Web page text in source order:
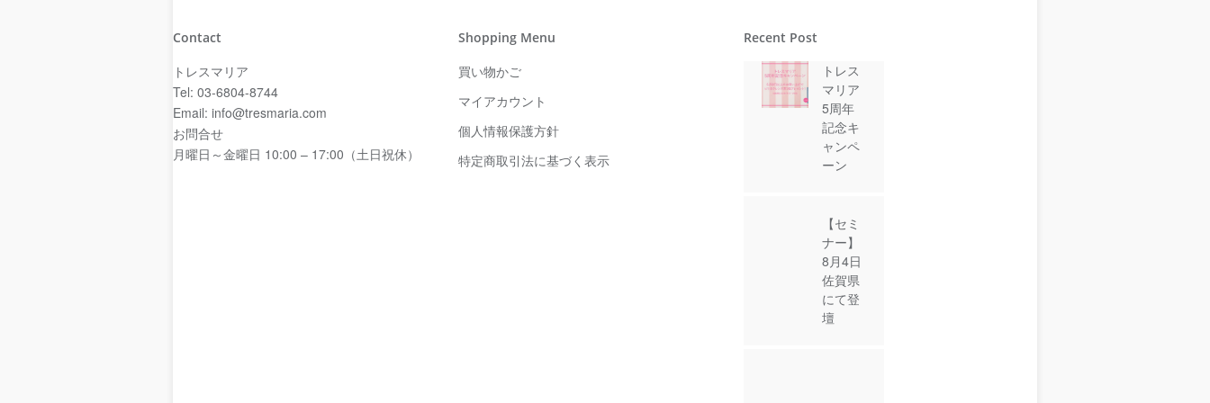
Contact
トレスマリア
Tel: 03-6804-8744
Email: info@tresmaria.com
お問合せ
月曜日～金曜日 10:00 – 17:00（土日祝休）
Shopping Menu
買い物かご
マイアカウント
個人情報保護方針
特定商取引法に基づく表示
Recent Post
トレス
マリア
5周年
記念キ
ャンペ
ーン
【セミ
ナー】
8月4日
佐賀県
にて登
壇